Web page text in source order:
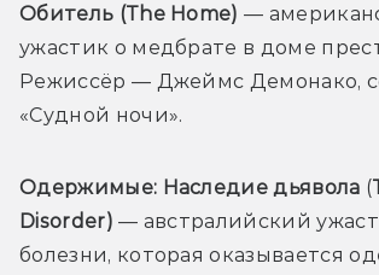
Обитель (The Home) —
ужастик о медбрате в доме
Режиссёр — Джеймс Демонако,
«Судной ночи».
Одержимые: Наследие дьявола (
Disorder) — австралийский
болезни, которая оказывается